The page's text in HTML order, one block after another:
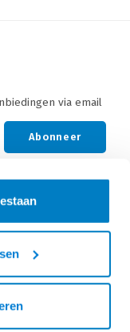
via email
Abonneer